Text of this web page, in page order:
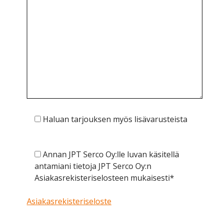
Haluan tarjouksen myös lisävarusteista
Annan JPT Serco Oy:lle luvan käsitellä
antamiani tietoja JPT Serco Oy:n
Asiakasrekisteriselosteen mukaisesti*
Asiakasrekisteriseloste